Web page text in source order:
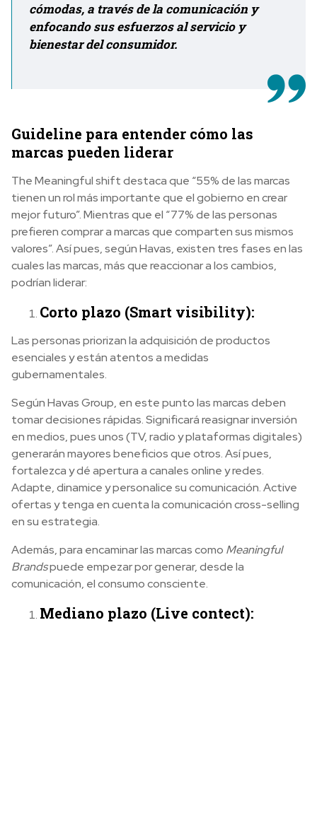
cómodas, a través de la comunicación y
enfocando sus esfuerzos al servicio y
bienestar del consumidor.
Guideline para entender cómo las
marcas pueden liderar
The Meaningful shift destaca que “55% de las marcas
tienen un rol más importante que el gobierno en crear
mejor futuro”. Mientras que el “77% de las personas
prefieren comprar a marcas que comparten sus mismos
valores”. Así pues, según Havas, existen tres fases en las
cuales las marcas, más que reaccionar a los cambios,
podrían liderar:
Corto plazo (Smart visibility):
Las personas priorizan la adquisición de productos
esenciales y están atentos a medidas
gubernamentales.
Según Havas Group, en este punto las marcas deben
tomar decisiones rápidas. Significará reasignar inversión
en medios, pues unos (TV, radio y plataformas digitales)
generarán mayores beneficios que otros. Así pues,
fortalezca y dé apertura a canales online y redes.
Adapte, dinamice y personalice su comunicación. Active
ofertas y tenga en cuenta la comunicación cross-selling
en su estrategia.
Además, para encaminar las marcas como Meaningful
Brandspuede empezar por generar, desde la
comunicación, el consumo consciente.
Mediano plazo (Live contect):